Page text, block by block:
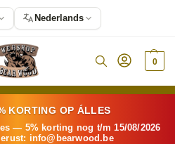
0
KORTING OP ÁLLES
— 5% korting nog t/m 15/08/2026
info@ bearwood.be
Nederlands